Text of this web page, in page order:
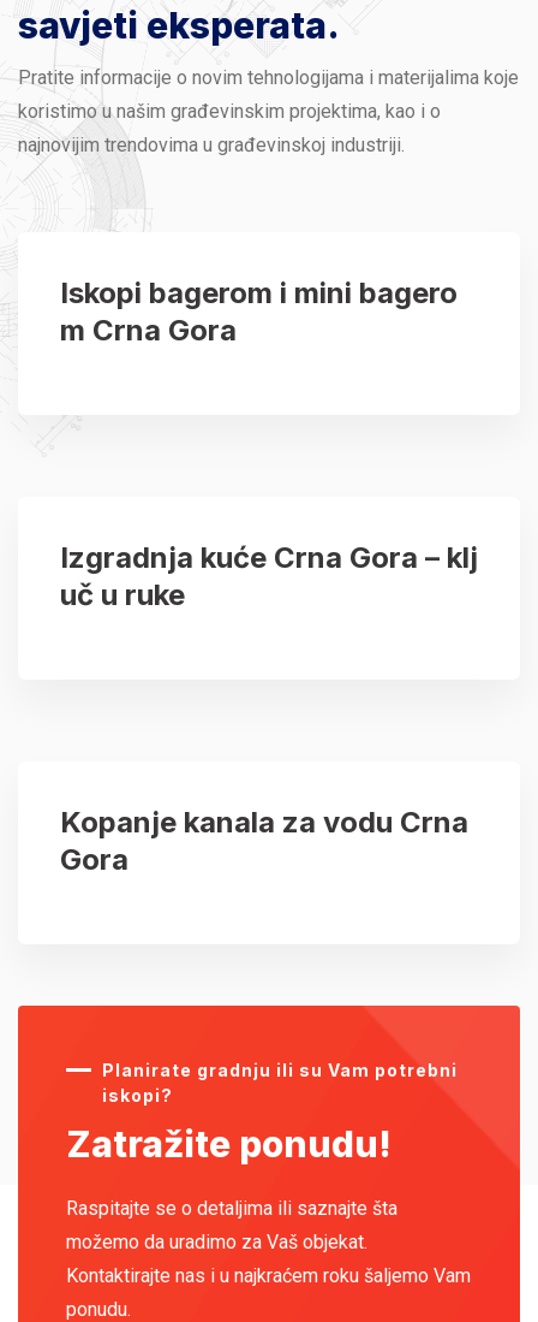
savjeti eksperata.
Pratite informacije o novim tehnologijama i materijalima koje
koristimo u našim građevinskim projektima, kao i o
najnovijim trendovima u građevinskoj industriji.
Iskopi bagerom i mini bagero
m Crna Gora
Izgradnja kuće Crna Gora – klj
uč u ruke
Kopanje kanala za vodu Crna
Gora
Planirate gradnju ili su Vam potrebni
iskopi?
Zatražite ponudu!
Raspitajte se o detaljima ili saznajte šta
možemo da uradimo za Vaš objekat.
Kontaktirajte nas i u najkraćem roku šaljemo Vam
ponudu.